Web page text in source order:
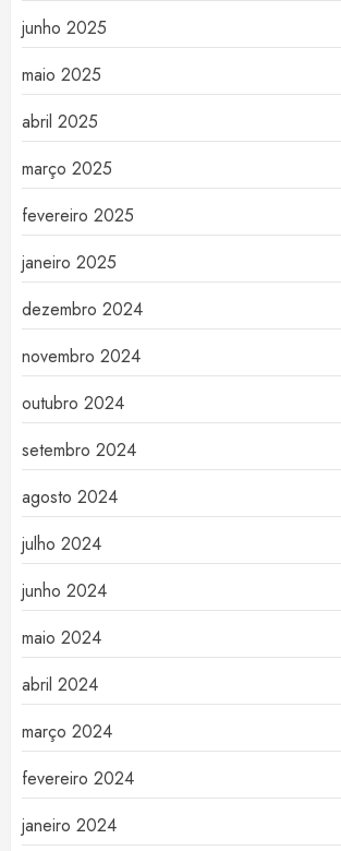
junho 2025
maio 2025
abril 2025
março 2025
fevereiro 2025
janeiro 2025
dezembro 2024
novembro 2024
outubro 2024
setembro 2024
agosto 2024
julho 2024
junho 2024
maio 2024
abril 2024
março 2024
fevereiro 2024
janeiro 2024